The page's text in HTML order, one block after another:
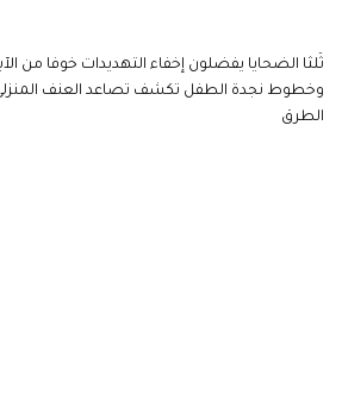
ثُلثا الضحايا يفضلون إخفاء التهديدات خوفا من
وخطوط نجدة الطفل تكشف تصاعد العنف
الطرق